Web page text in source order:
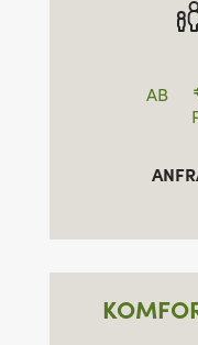
AB